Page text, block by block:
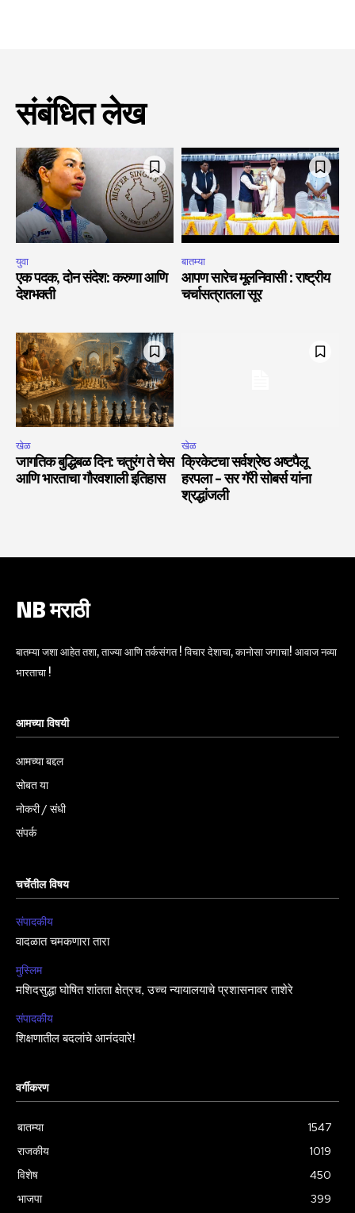
संबंधित लेख
युवा
एक पदक, दोन संदेश: करुणा आणि
देशभक्ती
बातम्या
आपण सारेच मूलनिवासी : राष्ट्रीय
चर्चासत्रातला सूर
खेळ
जागतिक बुद्धिबळ दिन: चतुरंग ते चेस
आणि भारताचा गौरवशाली इतिहास
खेळ
क्रिकेटचा सर्वश्रेष्ठ अष्टपैलू
हरपला – सर गॅरी सोबर्स यांना
श्रद्धांजली
NB मराठी
बातम्या जशा आहेत तशा, ताज्या आणि तर्कसंगत ! विचार देशाचा, कानोसा जगाचा! आवाज नव्या
भारताचा !
आमच्या विषयी
आमच्या बद्दल
सोबत या
नोकरी / संधी
संपर्क
चर्चेतील विषय
संपादकीय
वादळात चमकणारा तारा
मुस्लिम
मशिदसुद्धा घोषित शांतता क्षेत्रच, उच्च न्यायालयाचे प्रशासनावर ताशेरे
संपादकीय
शिक्षणातील बदलांचे आनंदवारे!
वर्गीकरण
बातम्या
1547
राजकीय
1019
विशेष
450
भाजपा
399